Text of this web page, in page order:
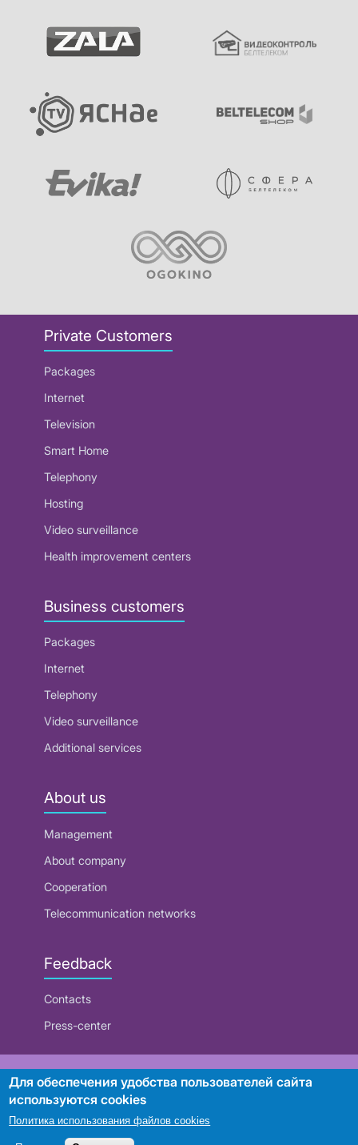
Private Customers
Packages
Internet
Television
Smart Home
Telephony
Hosting
Video surveillance
Health improvement centers
Business customers
Packages
Internet
Telephony
Video surveillance
Additional services
About us
Management
About company
Cooperation
Telecommunication networks
Feedback
Contacts
Press-center
RUE "Beltelecom"
Search
Для обеспечения удобства пользователей сайта
используются cookies
Политика использования файлов cookies